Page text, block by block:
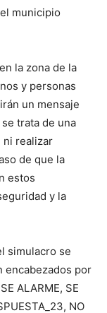
municipio
la zona de la
y personas
un mensaje
trata de una
ni realizar
de que la
estos
y la
simulacro se
encabezados por
ALARME, SE
NO